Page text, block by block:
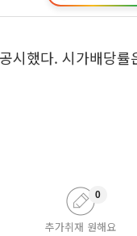
시했다. 시가배당률
추가취재 원해요
0